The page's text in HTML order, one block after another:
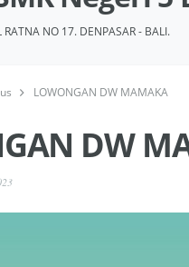
RATNA NO 17. DENPASAR - BALI.
LOWONGAN DW MAMAKA
DW